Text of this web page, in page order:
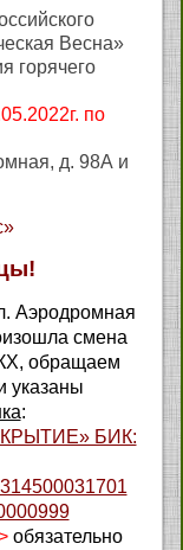
Весна»
горячего
по
д. 98А и
Аэродромная
смена
обращаем
указаны
:
БИК:
обязательно